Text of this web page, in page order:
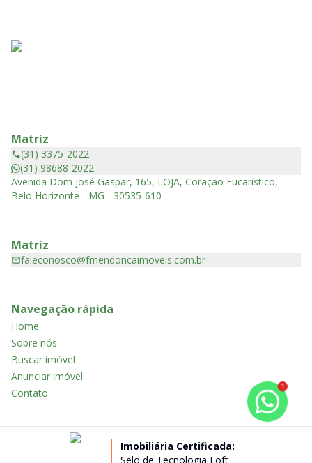
Matriz
(31) 3375-2022
(31) 98688-2022
Avenida Dom José Gaspar, 165, LOJA, Coração Eucarístico,
Belo Horizonte - MG - 30535-610
Matriz
faleconosco@fmendoncaimoveis.com.br
Navegação rápida
Home
Sobre nós
Buscar imóvel
Anunciar imóvel
Contato
Imobiliária Certificada:
Selo de Tecnologia Loft
1